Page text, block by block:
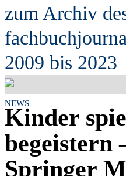
zum Archiv
fachb
2009 bis 2023
NEWS
Kinder
begeistern
Springer